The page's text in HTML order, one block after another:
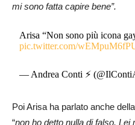
mi sono fatta capire bene”.
Arisa “Non sono più icona
pic.twitter.com/
— Andrea Conti ⚡️
Poi Arisa ha parlato anche
“non ho detto nulla di falso.